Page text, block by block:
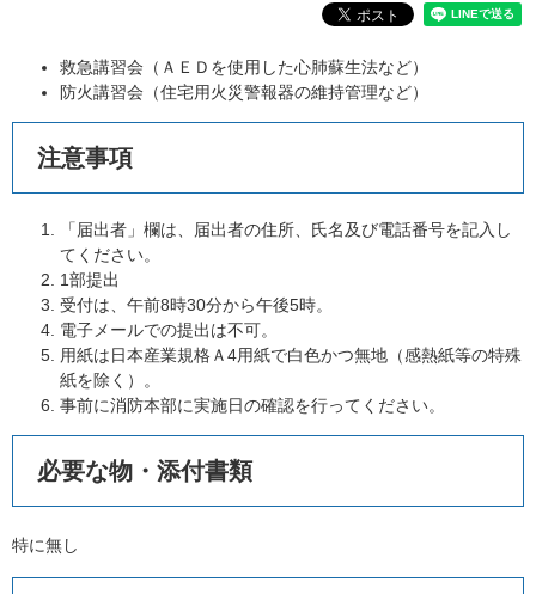
救急講習会（ＡＥＤを使用した心肺蘇生法など）
防火講習会（住宅用火災警報器の維持管理など）
注意事項
「届出者」欄は、届出者の住所、氏名及び電話番号を記入し
てください。
1部提出
受付は、午前8時30分から午後5時。
電子メールでの提出は不可。
用紙は日本産業規格Ａ4用紙で白色かつ無地（感熱紙等の特殊
紙を除く）。
事前に消防本部に実施日の確認を行ってください。
必要な物・添付書類
特に無し